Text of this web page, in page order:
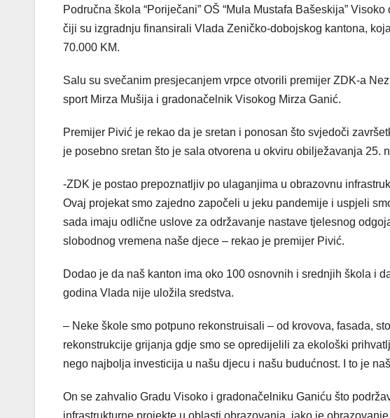
Područna škola “Poriječani” OŠ “Mula Mustafa Bašeskija”
čiji su izgradnju finansirali Vlada Zeničko-dobojskog kantona,
70.000 KM.
Salu su svečanim presjecanjem vrpce otvorili premijer ZDK-a
sport Mirza Mušija i gradonačelnik Visokog Mirza Ganić.
Premijer Pivić je rekao da je sretan i ponosan što svjedoči
je posebno sretan što je sala otvorena u okviru obilježavanja 25.
-ZDK je postao prepoznatljiv po ulaganjima u obrazovnu
Ovaj projekat smo zajedno započeli u jeku pandemije i uspjeli
sada imaju odlične uslove za održavanje nastave tjelesnog
slobodnog vremena naše djece – rekao je premijer Pivić.
Dodao je da naš kanton ima oko 100 osnovnih i srednjih škola i
godina Vlada nije uložila sredstva.
– Neke škole smo potpuno rekonstruisali – od krovova, fasada,
rekonstrukcije grijanja gdje smo se opredijelili za ekološki
nego najbolja investicija u našu djecu i našu budućnost. I to je
On se zahvalio Gradu Visoko i gradonačelniku Ganiću što